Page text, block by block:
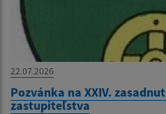
22.07.2026
Pozvánka na XXIV.
zastupiteľstva